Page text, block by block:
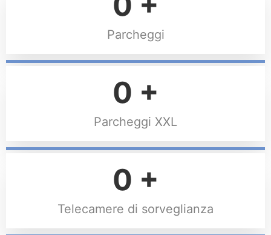
Parcheggi
0 +
Parcheggi XXL
0 +
Telecamere di sorveglianza